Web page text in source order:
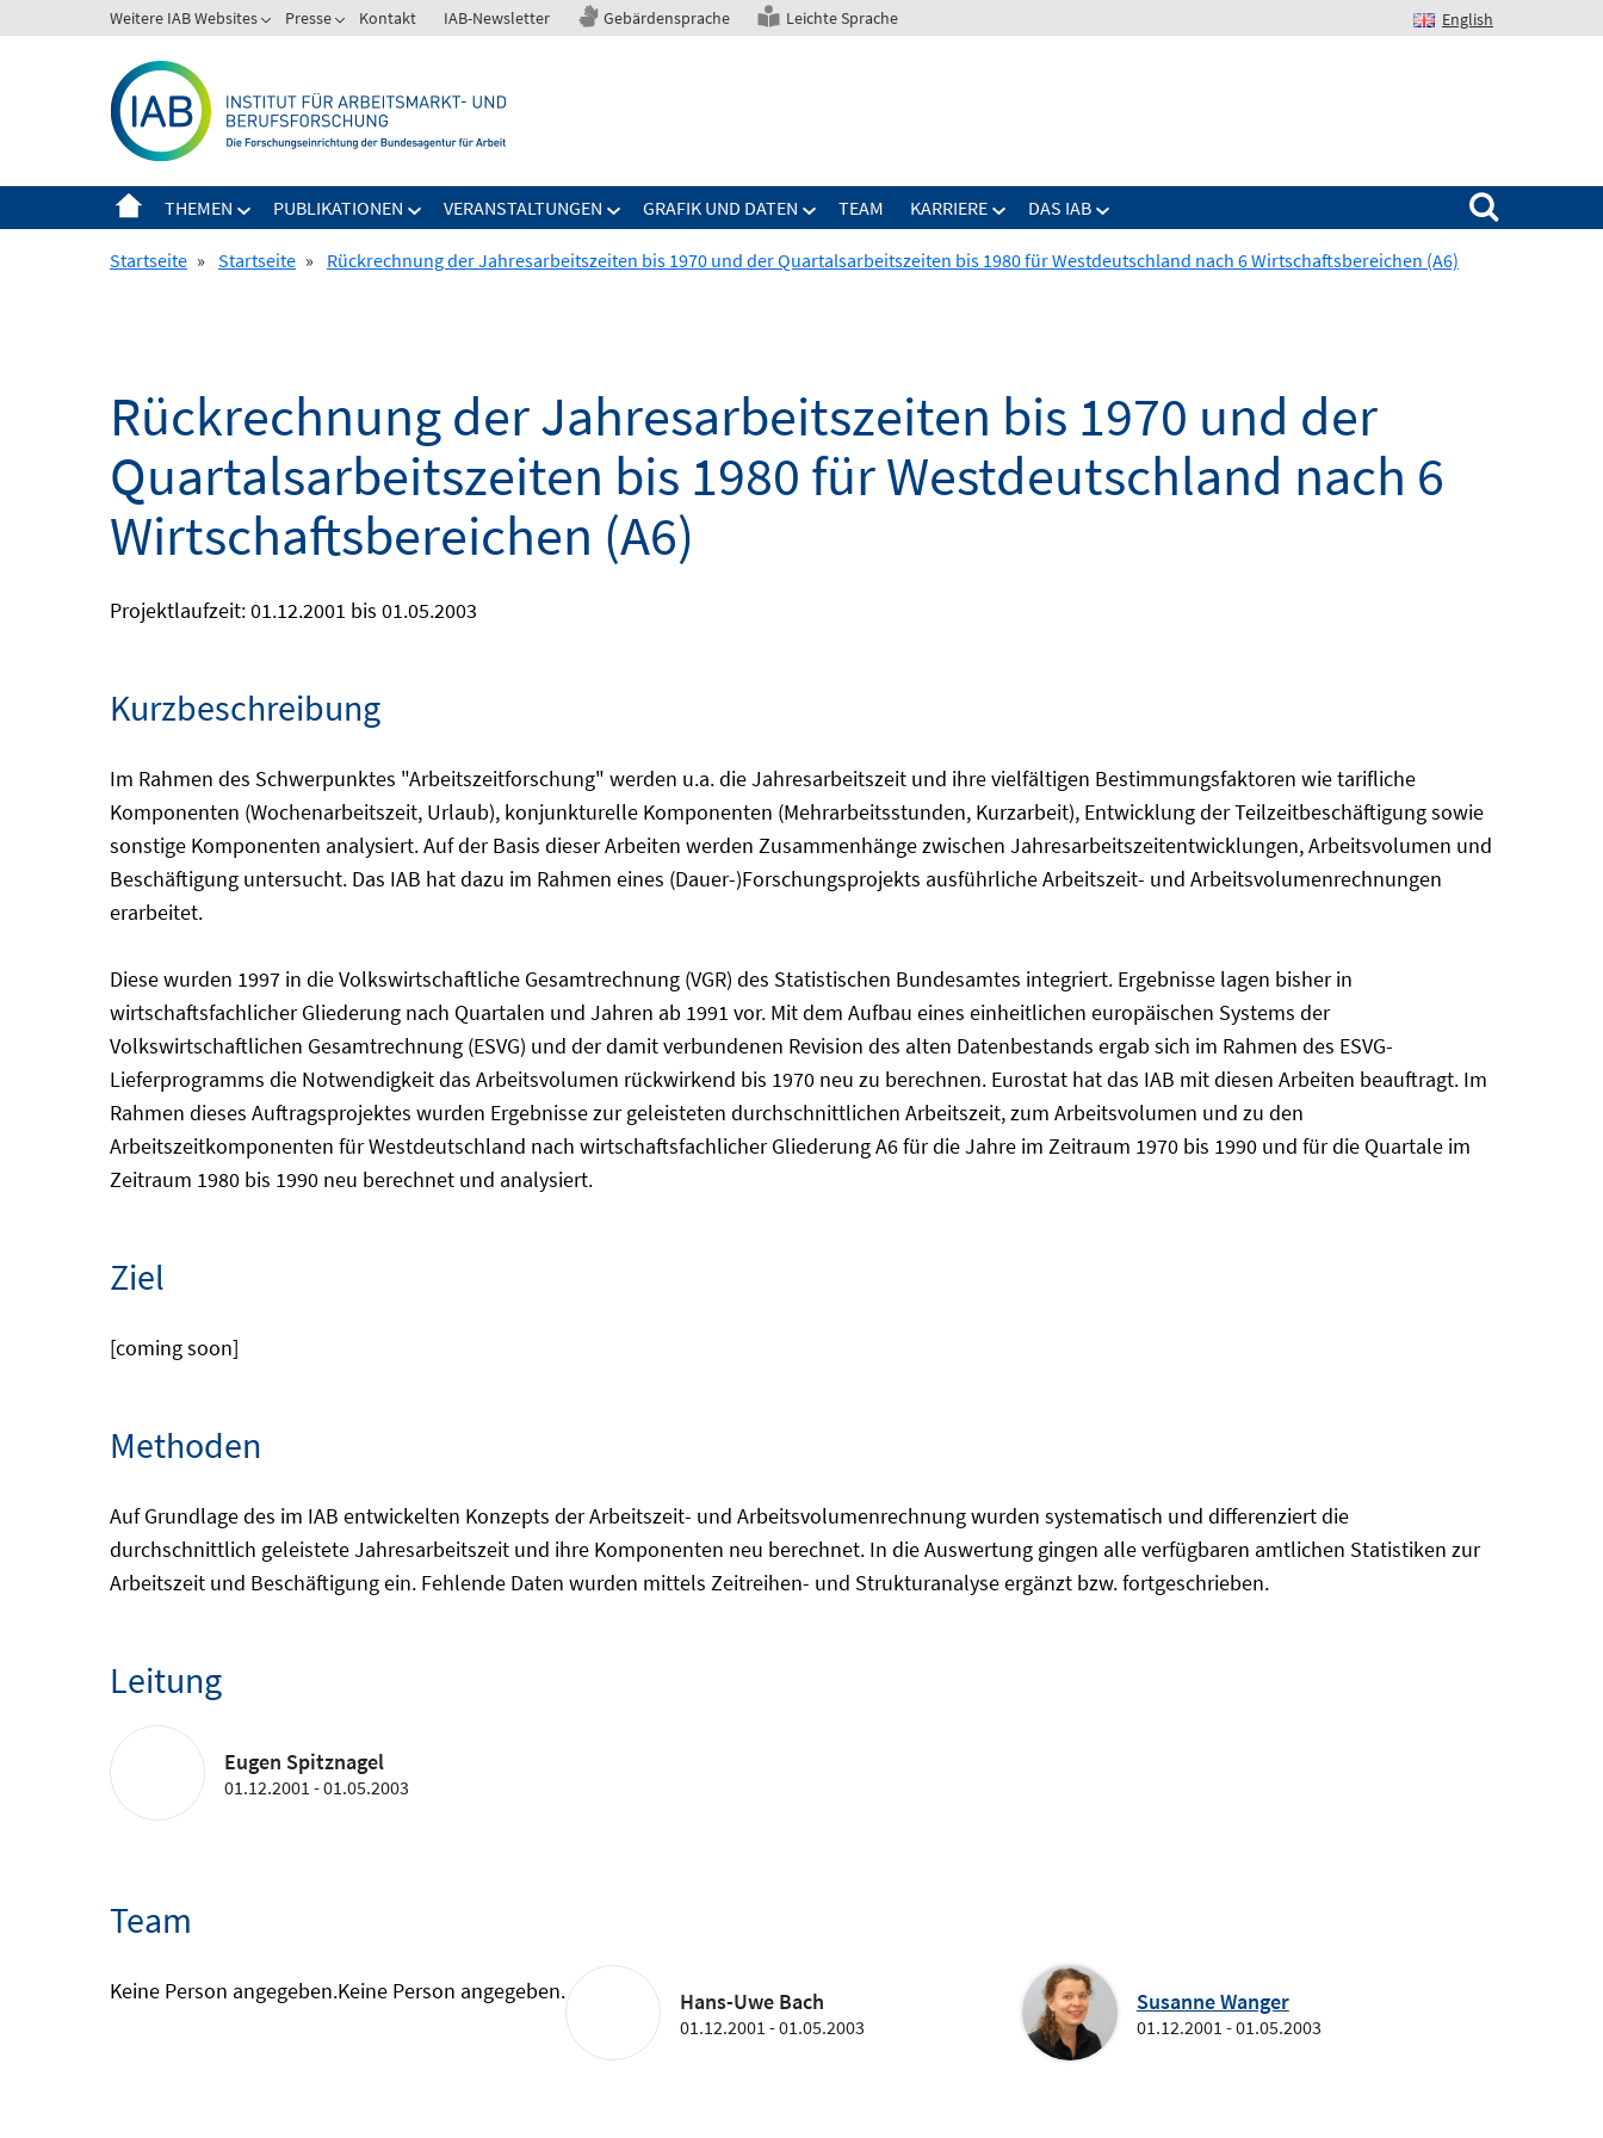
zum
Weitere IAB Websites Presse Kontakt IAB-Newsletter Gebärdensprache Leichte Sprache English
THEMEN PUBLIKATIONEN VERANSTALTUNGEN GRAFIK UND DATEN TEAM KARRIERE DAS IAB
Suchen nach:
Startseite » Startseite » Rückrechnung der Jahresarbeitszeiten bis 1970 und der Quartalsarbeitszeiten bis 1980 für Westdeutschland nach 6 Wirtschaftsbereichen (A6)
Rückrechnung der Jahresarbeitszeiten bis 1970 und der
Quartalsarbeitszeiten bis 1980 für Westdeutschland nach 6
Wirtschaftsbereichen (A6)
Projektlaufzeit: 01.12.2001 bis 01.05.2003
Kurzbeschreibung
Im Rahmen des Schwerpunktes "Arbeitszeitforschung" werden u.a. die Jahresarbeitszeit und ihre vielfältigen Bestimmungsfaktoren wie tarifliche
Komponenten (Wochenarbeitszeit, Urlaub), konjunkturelle Komponenten (Mehrarbeitsstunden, Kurzarbeit), Entwicklung der Teilzeitbeschäftigung sowie
sonstige Komponenten analysiert. Auf der Basis dieser Arbeiten werden Zusammenhänge zwischen Jahresarbeitszeitentwicklungen, Arbeitsvolumen und
Beschäftigung untersucht. Das IAB hat dazu im Rahmen eines (Dauer-)Forschungsprojekts ausführliche Arbeitszeit- und Arbeitsvolumenrechnungen
erarbeitet.
Diese wurden 1997 in die Volkswirtschaftliche Gesamtrechnung (VGR) des Statistischen Bundesamtes integriert. Ergebnisse lagen bisher in
wirtschaftsfachlicher Gliederung nach Quartalen und Jahren ab 1991 vor. Mit dem Aufbau eines einheitlichen europäischen Systems der
Volkswirtschaftlichen Gesamtrechnung (ESVG) und der damit verbundenen Revision des alten Datenbestands ergab sich im Rahmen des ESVG-
Lieferprogramms die Notwendigkeit das Arbeitsvolumen rückwirkend bis 1970 neu zu berechnen. Eurostat hat das IAB mit diesen Arbeiten beauftragt. Im
Rahmen dieses Auftragsprojektes wurden Ergebnisse zur geleisteten durchschnittlichen Arbeitszeit, zum Arbeitsvolumen und zu den
Arbeitszeitkomponenten für Westdeutschland nach wirtschaftsfachlicher Gliederung A6 für die Jahre im Zeitraum 1970 bis 1990 und für die Quartale im
Zeitraum 1980 bis 1990 neu berechnet und analysiert.
Ziel
[coming soon]
Methoden
Auf Grundlage des im IAB entwickelten Konzepts der Arbeitszeit- und Arbeitsvolumenrechnung wurden systematisch und differenziert die
durchschnittlich geleistete Jahresarbeitszeit und ihre Komponenten neu berechnet. In die Auswertung gingen alle verfügbaren amtlichen Statistiken zur
Arbeitszeit und Beschäftigung ein. Fehlende Daten wurden mittels Zeitreihen- und Strukturanalyse ergänzt bzw. fortgeschrieben.
Leitung
Eugen Spitznagel
01.12.2001 - 01.05.2003
Team
Keine Person angegeben.Keine Person angegeben. Hans-Uwe Bach
01.12.2001 - 01.05.2003
Susanne Wanger
01.12.2001 - 01.05.2003